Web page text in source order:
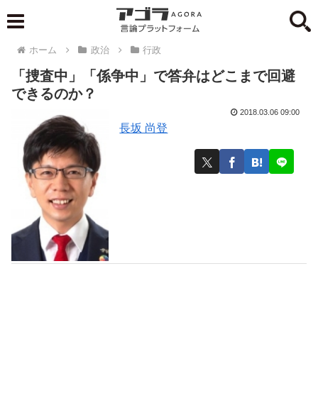
ホーム 政治 行政
「捜査中」「係争中」で答弁はどこまで回避
できるのか？
長坂 尚登
2018.03.06 09:00